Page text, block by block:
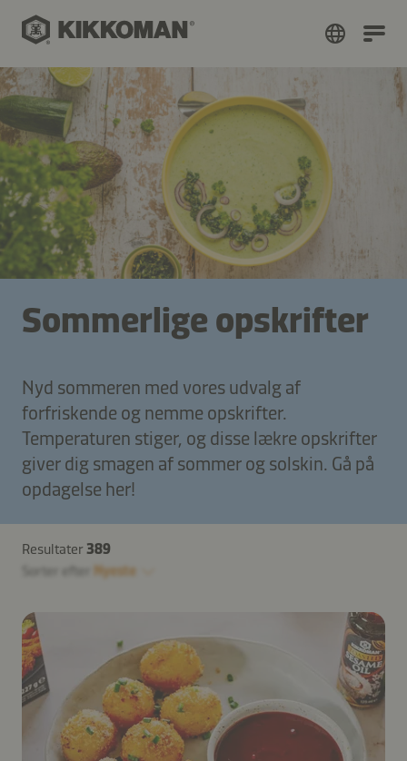
Sommerlige opskrifter
Nyd sommeren med vores udvalg af
forfriskende og nemme opskrifter.
Temperaturen stiger, og disse lækre opskrifter
giver dig smagen af sommer og solskin. Gå på
opdagelse her!
Resultater389
Nyeste